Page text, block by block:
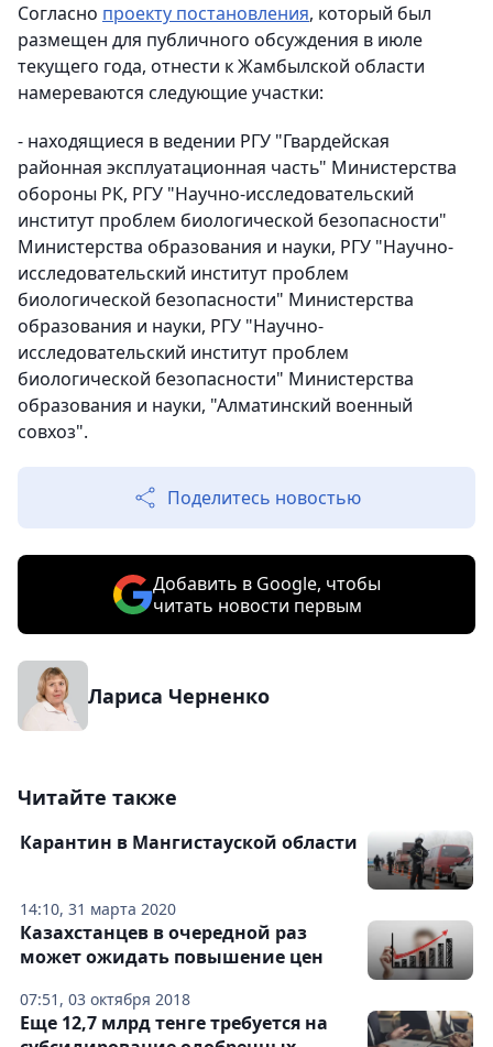
Согласно проекту постановления, который был
размещен для публичного обсуждения в июле
текущего года, отнести к Жамбылской области
намереваются следующие участки:
- находящиеся в ведении РГУ "Гвардейская
районная эксплуатационная часть" Министерства
обороны РК, РГУ "Научно-исследовательский
институт проблем биологической безопасности"
Министерства образования и науки, РГУ "Научно-
исследовательский институт проблем
биологической безопасности" Министерства
образования и науки, РГУ "Научно-
исследовательский институт проблем
биологической безопасности" Министерства
образования и науки, "Алматинский военный
совхоз".
Поделитесь новостью
Добавить в Google, чтобы
читать новости первым
Лариса Черненко
Читайте также
14:10, 31 марта 2020
Карантин в Мангистауской области
07:51, 03 октября 2018
Казахстанцев в очередной раз
может ожидать повышение цен
Еще 12,7 млрд тенге требуется на